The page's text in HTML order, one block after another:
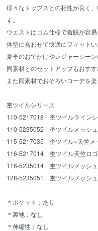
様々なトップスとの相性が良く
す。
ウエストはゴム仕様で着脱が容易
体型に合わせて快適にフィットい
夏季のおでかけやレジャーシーン
同素材とのセットアップもおすす
また同素材でおそろいコーデを楽
杢ツイルシリーズ
110-5217018 杢ツイルライン
110-5235052 杢ツイルメッシュ
115-5217035 杢ツイル×天竺メ
116-5217014 杢ツイル天竺ロ
116-5235014 杢ツイルメッシュ
128-5235051 杢ツイルメッシ
＊ポケット：あり
＊裏地：なし
＊伸縮性：なし